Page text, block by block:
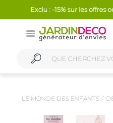
Exclu : -15% sur les offres
LE MONDE DES ENFANTS